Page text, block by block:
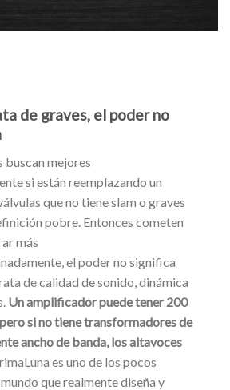
de graves, el poder no
buscan mejores
si están reemplazando un
que no tiene slam o graves
pobre. Entonces cometen
más
el poder no significa
de calidad de sonido, dinámica
Un amplificador puede tener 200
si no tiene transformadores de
ancho de banda, los altavoces
es uno de los pocos
que realmente diseña y